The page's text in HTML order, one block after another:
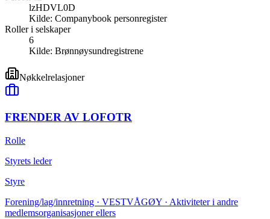
lzHDVL0D
Kilde: Companybook personregister
Roller i selskaper
6
Kilde: Brønnøysundregistrene
Nøkkelrelasjoner
FRENDER AV LOFOTR
Rolle
Styrets leder
Styre
Forening/lag/innretning · VESTVÅGØY · Aktiviteter i andre
medlemsorganisasjoner ellers